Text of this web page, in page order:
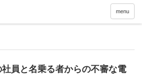
menu
員と名乗る者からの不審な電